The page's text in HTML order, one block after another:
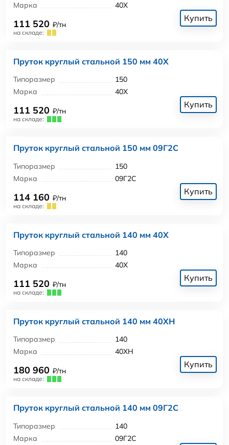
Марка
40Х
111 520 ₽/тн
на складе:
Купить
Пруток круглый стальной 150 мм 40Х
Типоразмер
150
Марка
40Х
111 520 ₽/тн
на складе:
Купить
Пруток круглый стальной 150 мм 09Г2С
Типоразмер
150
Марка
09Г2С
114 160 ₽/тн
на складе:
Купить
Пруток круглый стальной 140 мм 40Х
Типоразмер
140
Марка
40Х
111 520 ₽/тн
на складе:
Купить
Пруток круглый стальной 140 мм 40ХН
Типоразмер
140
Марка
40ХН
180 960 ₽/тн
на складе:
Купить
Пруток круглый стальной 140 мм 09Г2С
Типоразмер
140
Марка
09Г2С